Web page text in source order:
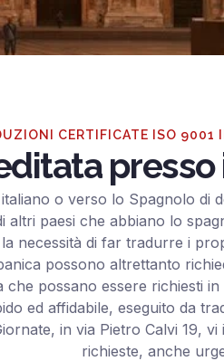
CERTIFICATE ISO 9001
o verso lo Spagnolo di
paesi che abbiano lo
necessità di far tradurre i
possono altrettanto
possano essere richiesti
ed affidabile, eseguito da
in via Pietro Calvi 19,
richieste, anche